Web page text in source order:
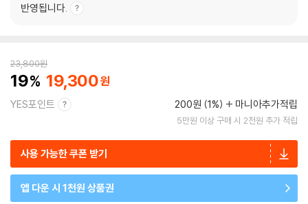
반영됩니다.
23,800원
19 19,300
YES포인트 200원 (1%) 마니아추가적립
5만원 이상 구매 시 2천원 추가 적립
사용 가능한 쿠폰 받기
앱 다운 시 1천원 상품권